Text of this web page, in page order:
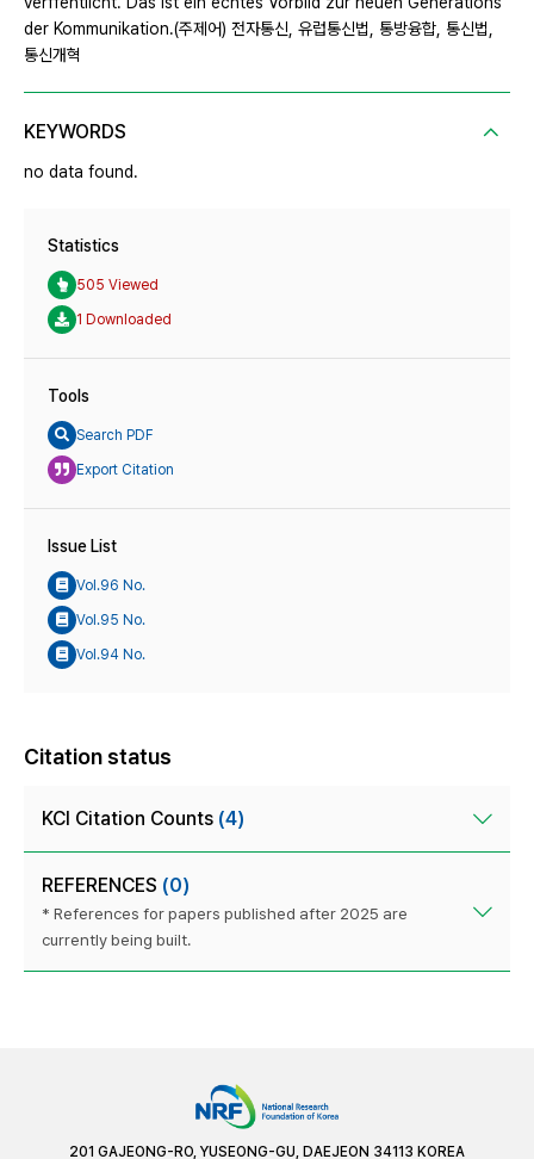
der Kommunikation.(주제어) 전자통신, 유럽통신법, 통방융합, 통신법,
통신개혁
KEYWORDS
no data found.
Statistics
505 Viewed
1 Downloaded
Tools
Search PDF
Export Citation
Issue List
Vol.96 No.
Vol.95 No.
Vol.94 No.
Citation status
KCI Citation Counts (4)
REFERENCES (0)
* References for papers published after 2025 are
currently being built.
201 GAJEONG-RO, YUSEONG-GU, DAEJEON 34113 KOREA